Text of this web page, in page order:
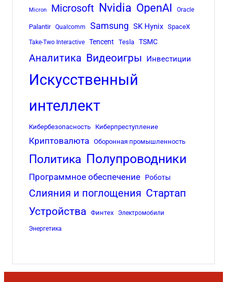
Micron Microsoft Nvidia OpenAI Oracle
Palantir Qualcomm Samsung SK Hynix SpaceX
Take-Two Interactive Tencent Tesla TSMC
Аналитика Видеоигры Инвестиции
Искусственный
интеллект
Кибербезопасность Киберпреступление
Криптовалюта Оборонная промышленность
Политика Полупроводники
Программное обеспечение Роботы
Слияния и поглощения Стартап
Устройства
Финтех Электромобили
Энергетика